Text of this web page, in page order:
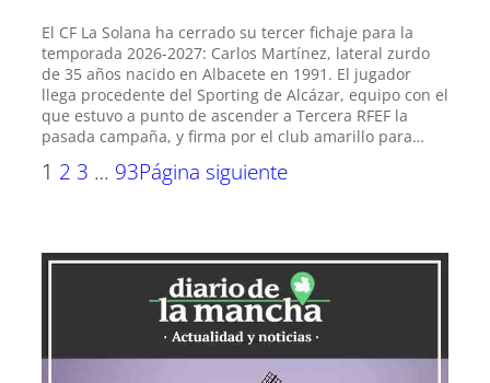
El CF La Solana ha cerrado su tercer fichaje para la
temporada 2026-2027: Carlos Martínez, lateral zurdo
de 35 años nacido en Albacete en 1991. El jugador
llega procedente del Sporting de Alcázar, equipo con el
que estuvo a punto de ascender a Tercera RFEF la
pasada campaña, y firma por el club amarillo para…
1 2 3 … 93Página siguiente